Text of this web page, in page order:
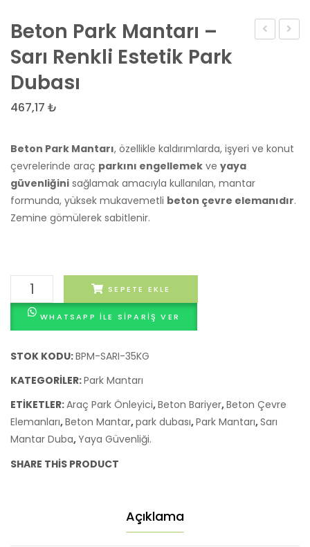
Beton Park Mantarı –
Sarı Renkli Estetik Park
Dubası
467,17 ₺
Beton Park Mantarı, özellikle kaldırımlarda, işyeri ve konut
çevrelerinde araç parkını engellemek ve yaya
güvenliğini sağlamak amacıyla kullanılan, mantar
formunda, yüksek mukavemetli beton çevre elemanıdır.
Zemine gömülerek sabitlenir.
Beton
Park
Mantarı
Sarı
Estetik
Park
Dubası
adet
SEPETE EKLE
WHATSAPP ILE SIPARIŞ VER
STOK KODU:BPM-SARI-35KG
KATEGORILER:Park Mantarı
ETIKETLER:Araç Park Önleyici,Beton Bariyer,Beton Çevre
Elemanları,Beton Mantar,park dubası,Park Mantarı,Sarı
Mantar Duba,Yaya Güvenliği.
SHARE THIS PRODUCT
Açıklama